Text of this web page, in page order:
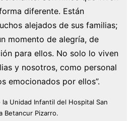
diferente. Están
alejados de sus familias;
momento de alegría, de
para ellos. No solo lo viven
y nosotros, como personal
emocionados por ellos”.
Unidad Infantil del Hospital San
Betancur Pizarro.